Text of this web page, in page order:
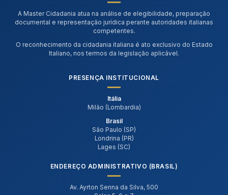
A Master Cidadania atua na análise de elegibilidade, preparação
documental e representação jurídica perante autoridades italianas
competentes.
O reconhecimento da cidadania italiana é ato exclusivo do Estado
Italiano, nos termos da legislação aplicável.
PRESENÇA INSTITUCIONAL
Itália
Milão (Lombardia)
Brasil
São Paulo (SP)
Londrina (PR)
Lages (SC)
ENDEREÇO ADMINISTRATIVO (BRASIL)
Av. Ayrton Senna da Silva, 500